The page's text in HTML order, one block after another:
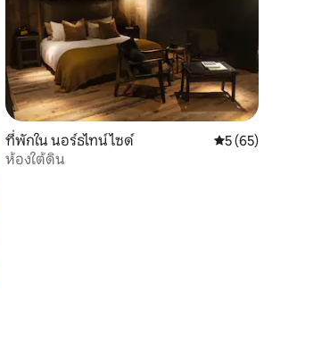
จาก 5, 55 รีวิว
ที่พักใน นอร์ธไทน์ไซด์ คะแนนเฉลี่ย 5 จาก
5 (65)
ห้องใต้ดิน